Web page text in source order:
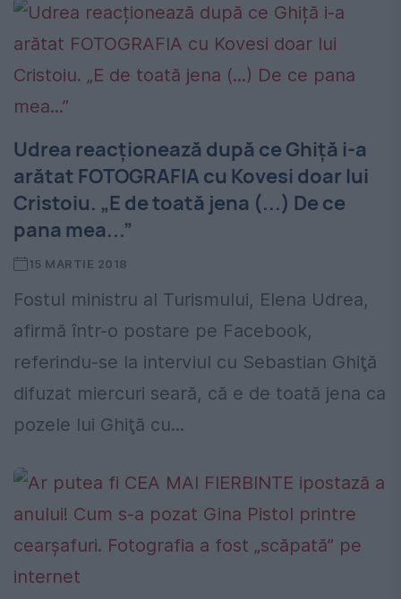
Udrea reacționează după ce Ghiță i-a
arătat FOTOGRAFIA cu Kovesi doar lui
Cristoiu. „E de toată jena (...) De ce
pana mea...”
15 MARTIE 2018
Fostul ministru al Turismului, Elena Udrea,
afirmă într-o postare pe Facebook,
referindu-se la interviul cu Sebastian Ghiţă
difuzat miercuri seară, că e de toată jena ca
pozele lui Ghiţă cu...